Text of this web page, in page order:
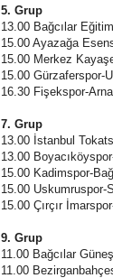
5. Grup
13.00 Bağcılar
15.00 Ayazağa
15.00 Merkez
15.00 Gürzaferspor-
16.30 Fişekspor-
7. Grup
13.00 İstanbul
13.00
15.00 Kadimspor-
15.00 Uskumruspor-
15.00 Çırçır
9. Grup
11.00 Bağcılar
11.00